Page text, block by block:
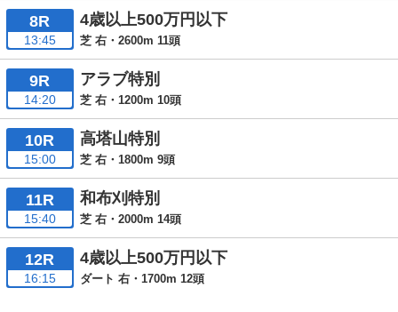
8R
13:45
4歳以上500万円以下
芝 右・2600m 11頭
9R
14:20
アラブ特別
芝 右・1200m 10頭
10R
15:00
高塔山特別
芝 右・1800m 9頭
11R
15:40
和布刈特別
芝 右・2000m 14頭
12R
16:15
4歳以上500万円以下
ダート 右・1700m 12頭